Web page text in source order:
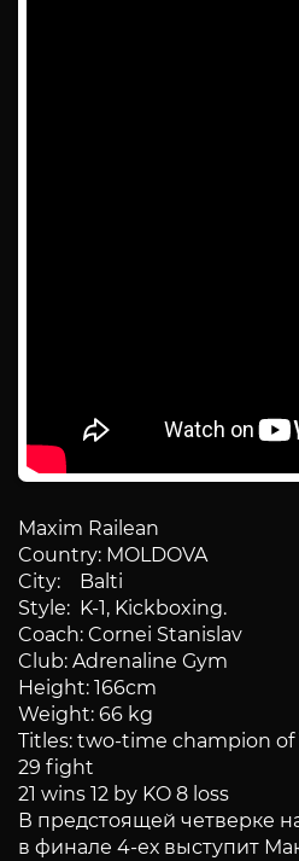
Maxim Railean
Country: MOLDOVA
City: Balti
Style: K-1, Kickboxing.
Coach: Cornei Stanislav
Club: Adrenaline Gym
Height: 166cm
Weight: 66 kg
Titles: two-time champion of
29 fight
21 wins 12 by KO 8 loss
В предстоящей четверке
в финале 4-ех выступит